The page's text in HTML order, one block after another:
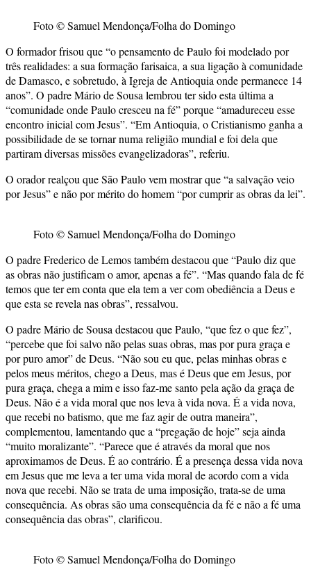
Foto © Samuel Mendonça/Folha do Domingo
O formador frisou que “o pensamento de Paulo foi modelado por
três realidades: a sua formação farisaica, a sua ligação à comunidade
de Damasco, e sobretudo, à Igreja de Antioquia onde permanece 14
anos”. O padre Mário de Sousa lembrou ter sido esta última a
“comunidade onde Paulo cresceu na fé” porque “amadureceu esse
encontro inicial com Jesus”. “Em Antioquia, o Cristianismo ganha a
possibilidade de se tornar numa religião mundial e foi dela que
partiram diversas missões evangelizadoras”, referiu.
O orador realçou que São Paulo vem mostrar que “a salvação veio
por Jesus” e não por mérito do homem “por cumprir as obras da lei”.
Foto © Samuel Mendonça/Folha do Domingo
O padre Frederico de Lemos também destacou que “Paulo diz que
as obras não justificam o amor, apenas a fé”. “Mas quando fala de fé
temos que ter em conta que ela tem a ver com obediência a Deus e
que esta se revela nas obras”, ressalvou.
O padre Mário de Sousa destacou que Paulo, “que fez o que fez”,
“percebe que foi salvo não pelas suas obras, mas por pura graça e
por puro amor” de Deus. “Não sou eu que, pelas minhas obras e
pelos meus méritos, chego a Deus, mas é Deus que em Jesus, por
pura graça, chega a mim e isso faz-me santo pela ação da graça de
Deus. Não é a vida moral que nos leva à vida nova. É a vida nova,
que recebi no batismo, que me faz agir de outra maneira”,
complementou, lamentando que a “pregação de hoje” seja ainda
“muito moralizante”. “Parece que é através da moral que nos
aproximamos de Deus. É ao contrário. É a presença dessa vida nova
em Jesus que me leva a ter uma vida moral de acordo com a vida
nova que recebi. Não se trata de uma imposição, trata-se de uma
consequência. As obras são uma consequência da fé e não a fé uma
consequência das obras”, clarificou.
Foto © Samuel Mendonça/Folha do Domingo